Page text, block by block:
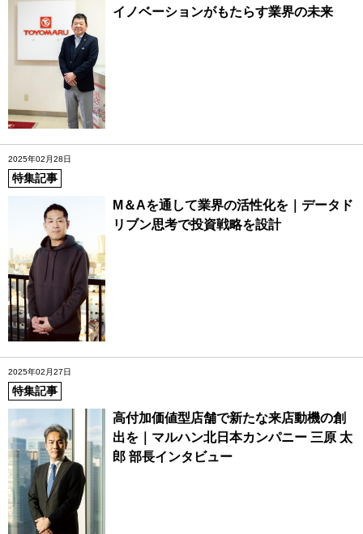
イノベーションがもたらす業界の未来
2025年02月28日
特集記事
M＆Aを通して業界の活性化を｜データド
リブン思考で投資戦略を設計
2025年02月27日
特集記事
高付加価値型店舗で新たな来店動機の創
出を｜マルハン北日本カンパニー 三原 太
郎 部長インタビュー